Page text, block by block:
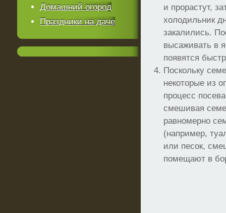
и прорастут,
холодильник
закалились.
высаживать в
появятся
Поскольку
некоторые из
процесс
смешивая
равномерно
(например,
или песок,
помещают в
Домашний огород
Праздники на даче